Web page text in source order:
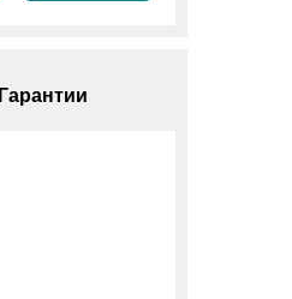
Гарантии